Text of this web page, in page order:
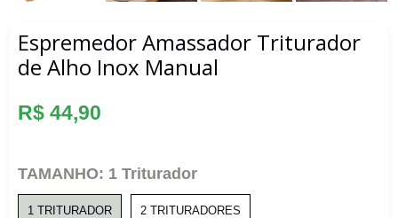
Espremedor Amassador Triturador
de Alho Inox Manual
Preço
R$ 44,90
TAMANHO: 1 Triturador
1 TRITURADOR 2 TRITURADORES